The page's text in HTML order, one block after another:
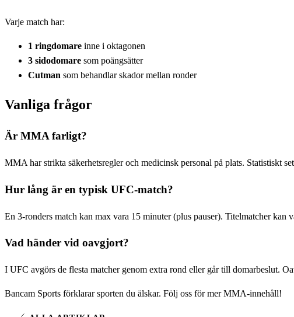
Varje match har:
1 ringdomare inne i oktagonen
3 sidodomare som poängsätter
Cutman som behandlar skador mellan ronder
Vanliga frågor
Är MMA farligt?
MMA har strikta säkerhetsregler och medicinsk personal på plats. Statistiskt
Hur lång är en typisk UFC-match?
En 3-ronders match kan max vara 15 minuter (plus pauser). Titelmatcher kan
Vad händer vid oavgjort?
I UFC avgörs de flesta matcher genom extra rond eller går till domarbeslut.
Bancam Sports förklarar sporten du älskar. Följ oss för mer MMA-innehåll!